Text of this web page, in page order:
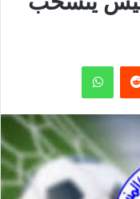
واتساب